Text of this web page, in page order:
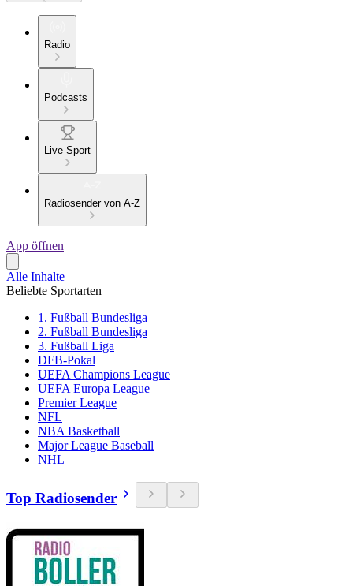
Radio
Podcasts
Live Sport
Radiosender von A-Z
App öffnen
Alle Inhalte
Beliebte Sportarten
1. Fußball Bundesliga
2. Fußball Bundesliga
3. Fußball Liga
DFB-Pokal
UEFA Champions League
UEFA Europa League
Premier League
NFL
NBA Basketball
Major League Baseball
NHL
Top Radiosender